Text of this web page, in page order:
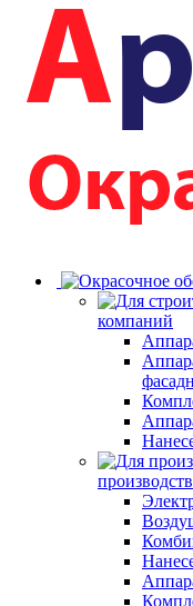
компаний